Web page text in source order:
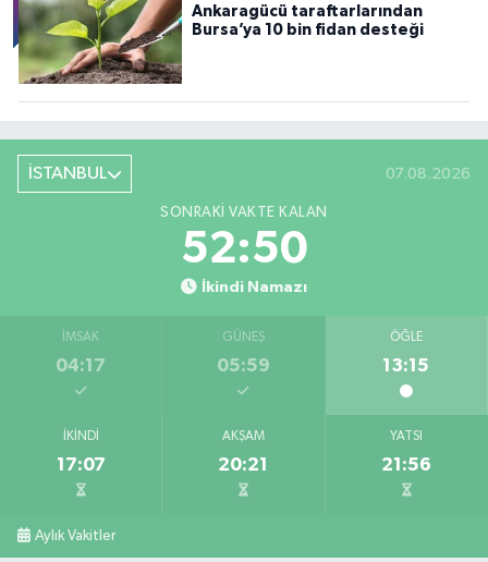
Ankaragücü taraftarlarından
Bursa’ya 10 bin fidan desteği
İSTANBUL 07.08.2026
SONRAKI VAKTE KALAN
52:49
İkindi Namazı
İMSAK
04:17
GÜNEŞ
05:59
ÖĞLE
13:15
İKINDI
17:07
AKŞAM
20:21
YATSI
21:56
Aylık Vakitler